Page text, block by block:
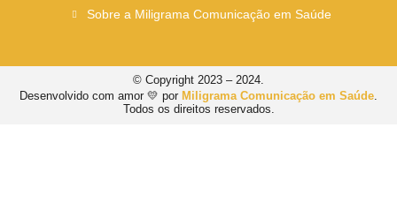
Sobre a Miligrama Comunicação em Saúde
© Copyright 2023 – 2024.
Desenvolvido com amor 💛 por Miligrama Comunicação em Saúde
Todos os direitos reservados.